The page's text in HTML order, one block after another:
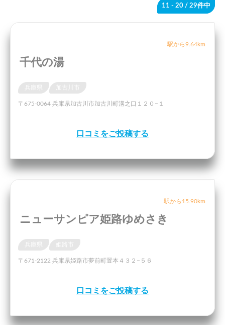
11 - 20 / 29件中
駅から9.64km
千代の湯
〒675-0064 兵庫県加古川市加古川町溝之口１２０−１
口コミをご投稿する
駅から15.90km
ニューサンピア姫路ゆめさき
姫路市
〒671-2122 兵庫県姫路市夢前町置本４３２−５６
口コミをご投稿する